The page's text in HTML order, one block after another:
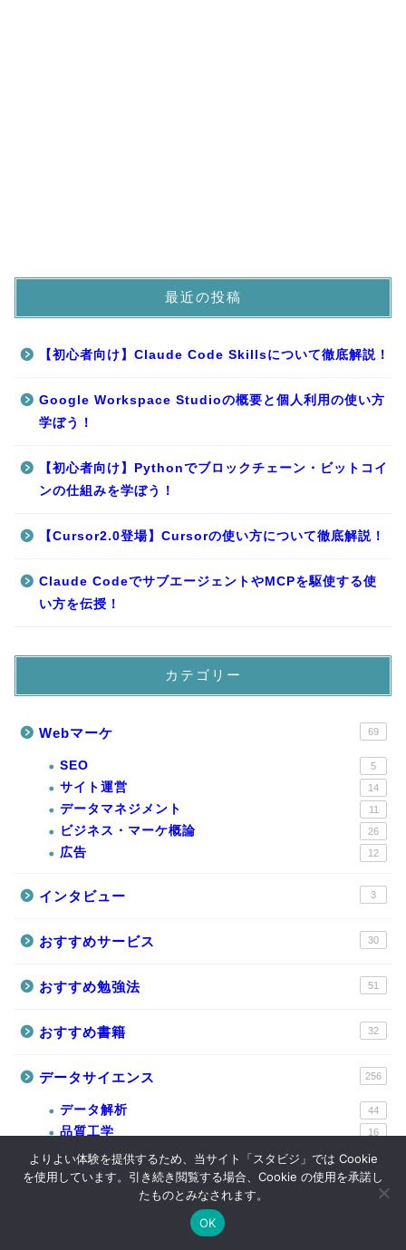
最近の投稿
【初心者向け】Claude Code Skillsについて徹底解説！
Google Workspace Studioの概要と個人利用の使い方
学ぼう！
【初心者向け】Pythonでブロックチェーン・ビットコイ
ンの仕組みを学ぼう！
【Cursor2.0登場】Cursorの使い方について徹底解説！
Claude CodeでサブエージェントやMCPを駆使する使
い方を伝授！
カテゴリー
Webマーケ 69
SEO 5
サイト運営 14
データマネジメント 11
ビジネス・マーケ概論 26
広告 12
インタビュー 3
おすすめサービス 30
おすすめ勉強法 51
おすすめ書籍 32
データサイエンス 256
データ解析 44
品質工学 16
多変量解析 28
機械学習 103
よりよい体験を提供するため、当サイト「スタビジ」では Cookie
を使用しています。引き続き閲覧する場合、Cookie の使用を承諾し
たものとみなされます。
OK